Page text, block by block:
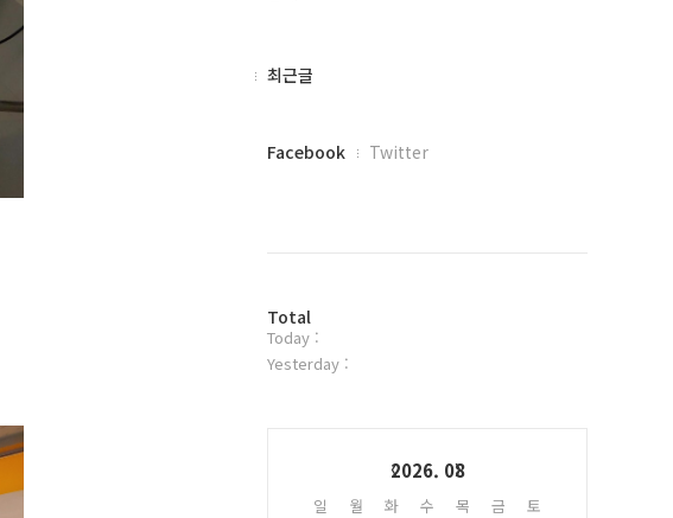
최
최근글
페
플
러
그
Facebook Twitter
방
문
자
Total
Today :
Yesterday :
2026. 08
일 월 화 수 목 금
토